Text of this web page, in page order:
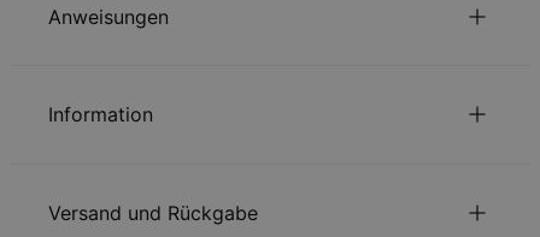
Anweisungen
Produktionsprozessen. Lesen Sie über die positiven
Nachhaltigkeitspraktiken
Information
Steintyp
Zirkonia-Geburtsstein
Versand und Rückgabe